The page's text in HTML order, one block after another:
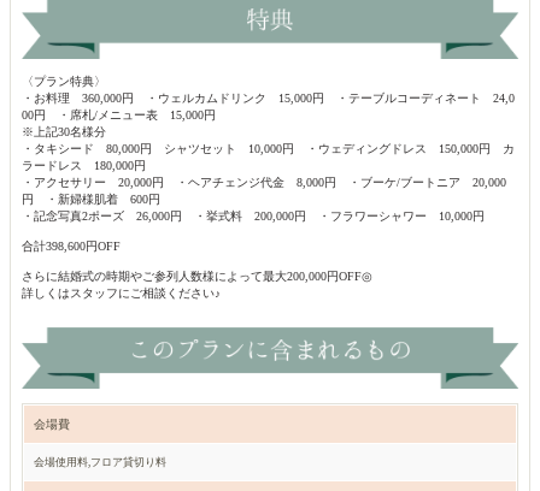
〈プラン特典〉
・お料理 360,000円 ・ウェルカムドリンク 15,000円 ・テーブルコーディネート 24,0
00円 ・席札/メニュー表 15,000円
※上記30名様分
・タキシード 80,000円 シャツセット 10,000円 ・ウェディングドレス 150,000円 カ
ラードレス 180,000円
・アクセサリー 20,000円 ・ヘアチェンジ代金 8,000円 ・ブーケ/ブートニア 20,000
円 ・新婦様肌着 600円
・記念写真2ポーズ 26,000円 ・挙式料 200,000円 ・フラワーシャワー 10,000円
合計398,600円OFF
さらに結婚式の時期やご参列人数様によって最大200,000円OFF◎
詳しくはスタッフにご相談ください♪
会場費
会場使用料,フロア貸切り料